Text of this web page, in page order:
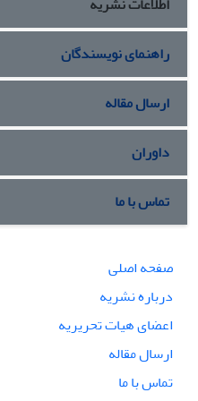
راهنمای نویسندگان
ارسال مقاله
داوران
تماس با ما
صفحه اصلی
درباره نشریه
اعضای هیات تحریریه
ارسال مقاله
تماس با ما